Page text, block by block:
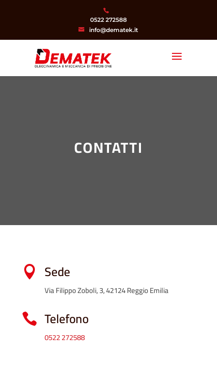
0522 272588
info@dematek.it
CONTATTI
 Sede
Via Filippo Zoboli, 3, 42124 Reggio Emilia
 Telefono
0522 272588